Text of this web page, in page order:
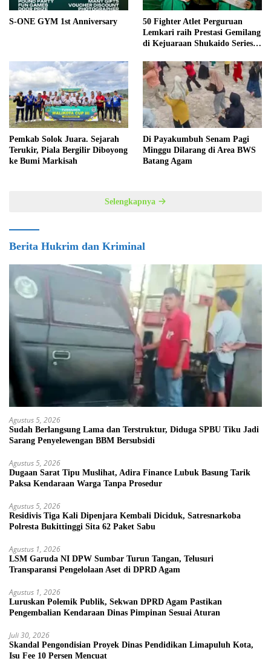
S-ONE GYM 1st Anniversary
50 Fighter Atlet Perguruan
Lemkari raih Prestasi Gemilang
di Kejuaraan Shukaido Series 1
Pemkab Solok Juara. Sejarah
Terukir, Piala Bergilir Diboyong
ke Bumi Markisah
Di Payakumbuh Senam Pagi
Minggu Dilarang di Area BWS
Batang Agam
Selengkapnya
Berita Hukrim dan Kriminal
Agustus 5, 2026
Sudah Berlangsung Lama dan Terstruktur, Diduga SPBU Tiku Jadi
Sarang Penyelewengan BBM Bersubsidi
Agustus 5, 2026
Dugaan Sarat Tipu Muslihat, Adira Finance Lubuk Basung Tarik
Paksa Kendaraan Warga Tanpa Prosedur
Agustus 5, 2026
Residivis Tiga Kali Dipenjara Kembali Diciduk, Satresnarkoba
Polresta Bukittinggi Sita 62 Paket Sabu
Agustus 1, 2026
LSM Garuda NI DPW Sumbar Turun Tangan, Telusuri
Transparansi Pengelolaan Aset di DPRD Agam
Agustus 1, 2026
Luruskan Polemik Publik, Sekwan DPRD Agam Pastikan
Pengembalian Kendaraan Dinas Pimpinan Sesuai Aturan
Juli 30, 2026
Skandal Pengondisian Proyek Dinas Pendidikan Limapuluh Kota,
Isu Fee 10 Persen Mencuat